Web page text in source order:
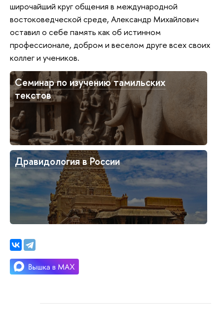
широчайший круг общения в международной
востоковедческой среде, Александр Михайлович
оставил о себе память как об истинном
профессионале, добром и веселом друге всех своих
коллег и учеников.
Семинар по изучению тамильских
текстов
Дравидология в России